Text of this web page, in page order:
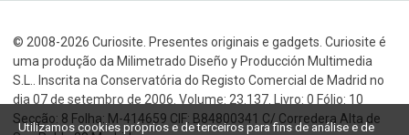
© 2008-2026 Curiosite. Presentes originais e gadgets. Curiosite é
uma produção da Milimetrado Diseño y Producción Multimedia
S.L.. Inscrita na Conservatória do Registo Comercial de Madrid no
dia 07 de setembro de 2006. Volume: 23.137. Livro: 0 Fólio: 10
Secção: 8 Folha: M-414659 CIF: B84800341 C/ Corredera Alta de
Utilizamos cookies próprios e de terceiros para fins de análise e de